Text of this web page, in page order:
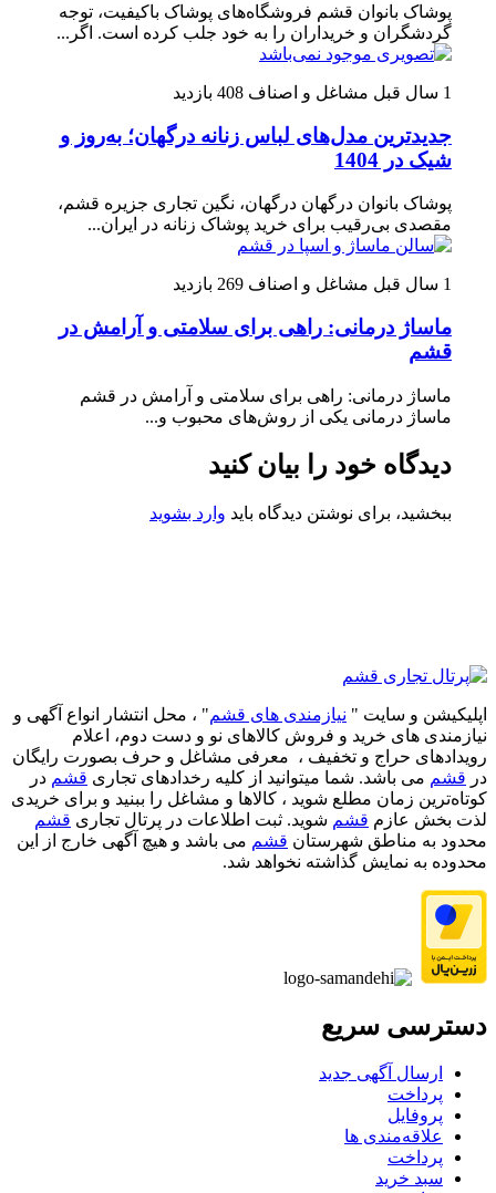
پوشاک بانوان قشم فروشگاه‌های پوشاک باکیفیت، توجه
گردشگران و خریداران را به خود جلب کرده است. اگر...
1 سال قبل مشاغل و اصناف 408 بازدید
جدیدترین مدل‌های لباس زنانه درگهان؛ به‌روز و
شیک در 1404
پوشاک بانوان درگهان درگهان، نگین تجاری جزیره قشم،
مقصدی بی‌رقیب برای خرید پوشاک زنانه در ایران...
1 سال قبل مشاغل و اصناف 269 بازدید
ماساژ درمانی: راهی برای سلامتی و آرامش در
قشم
ماساژ درمانی: راهی برای سلامتی و آرامش در قشم
ماساژ درمانی یکی از روش‌های محبوب و...
دیدگاه خود را بیان کنید
ببخشید، برای نوشتن دیدگاه باید وارد بشوید
اپلیکیشن و سایت " نیازمندی های قشم" ، محل انتشار انواع آگهی و
نیازمندی های خرید و فروش کالاهای نو و دست‌ دوم، اعلام
رویدادهای حراج و تخفیف ، معرفی مشاغل و حرف بصورت رایگان
در قشم می باشد. شما میتوانید از کلیه رخدادهای تجاری قشم در
کوتاه‌ترین زمان مطلع شوید ، کالاها و مشاغل را ببنید و برای خریدی
لذت بخش عازم قشم شوید. ثبت اطلاعات در پرتال تجاری قشم
محدود به مناطق شهرستان قشم می باشد و هیچ آگهی خارج از این
محدوده به نمایش گذاشته نخواهد شد.
دسترسی سریع
ارسال آگهی جدید
پرداخت
پروفایل
علاقه‌مندی ها
پرداخت
سبد خرید